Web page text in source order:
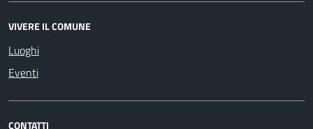
VIVERE IL COMUNE
Luoghi
Eventi
CONTATTI